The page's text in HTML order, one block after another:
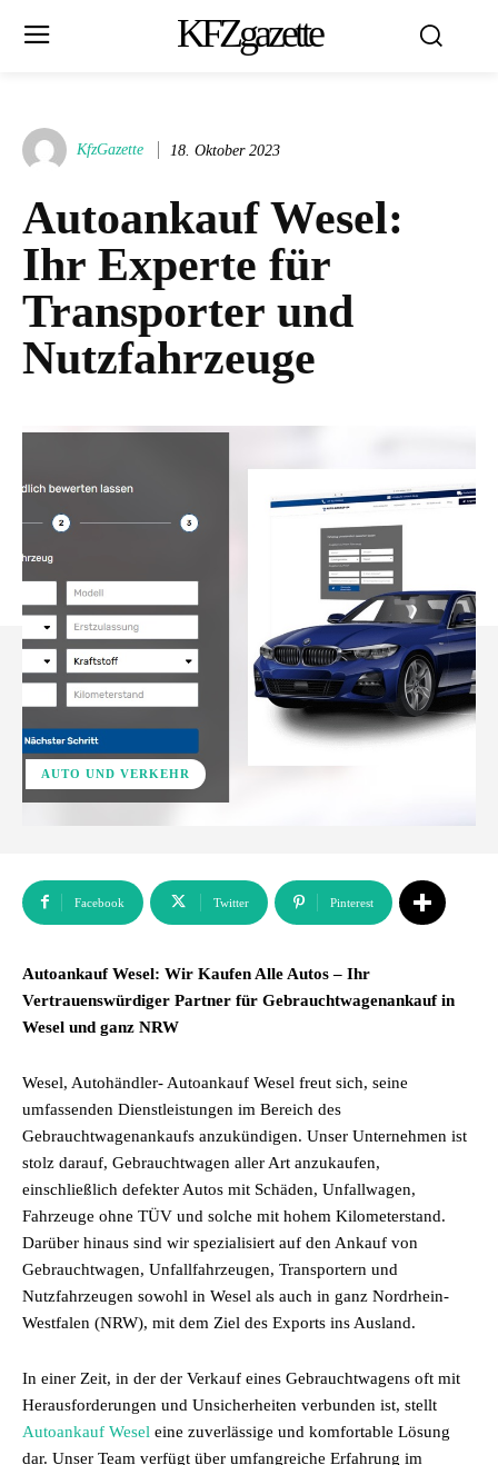
KFZgazette
KfzGazette 18. Oktober 2023
Autoankauf Wesel:
Ihr Experte für
Transporter und
Nutzfahrzeuge
AUTO UND VERKEHR
Facebook Twitter Pinterest
Autoankauf Wesel: Wir Kaufen Alle Autos – Ihr
Vertrauenswürdiger Partner für Gebrauchtwagenankauf in
Wesel und ganz NRW
Wesel, Autohändler- Autoankauf Wesel freut sich, seine
umfassenden Dienstleistungen im Bereich des
Gebrauchtwagenankaufs anzukündigen. Unser Unternehmen ist
stolz darauf, Gebrauchtwagen aller Art anzukaufen,
einschließlich defekter Autos mit Schäden, Unfallwagen,
Fahrzeuge ohne TÜV und solche mit hohem Kilometerstand.
Darüber hinaus sind wir spezialisiert auf den Ankauf von
Gebrauchtwagen, Unfallfahrzeugen, Transportern und
Nutzfahrzeugen sowohl in Wesel als auch in ganz Nordrhein-
Westfalen (NRW), mit dem Ziel des Exports ins Ausland.
In einer Zeit, in der der Verkauf eines Gebrauchtwagens oft mit
Herausforderungen und Unsicherheiten verbunden ist, stellt
Autoankauf Wesel eine zuverlässige und komfortable Lösung
dar. Unser Team verfügt über umfangreiche Erfahrung im